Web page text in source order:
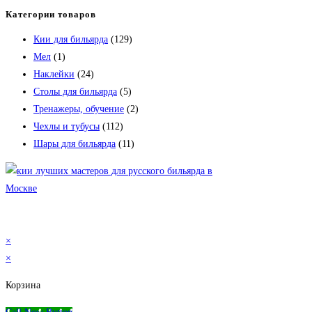
Категории товаров
Кии для бильярда (129)
Мел (1)
Наклейки (24)
Столы для бильярда (5)
Тренажеры, обучение (2)
Чехлы и тубусы (112)
Шары для бильярда (11)
×
×
Корзина